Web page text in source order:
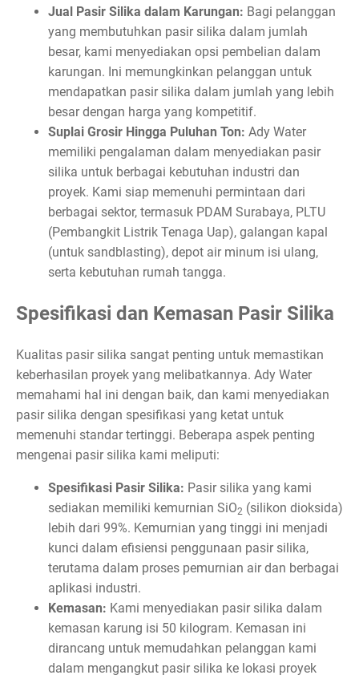
Jual Pasir Silika dalam Karungan: Bagi pelanggan
yang membutuhkan pasir silika dalam jumlah
besar, kami menyediakan opsi pembelian dalam
karungan. Ini memungkinkan pelanggan untuk
mendapatkan pasir silika dalam jumlah yang lebih
besar dengan harga yang kompetitif.
Suplai Grosir Hingga Puluhan Ton: Ady Water
memiliki pengalaman dalam menyediakan pasir
silika untuk berbagai kebutuhan industri dan
proyek. Kami siap memenuhi permintaan dari
berbagai sektor, termasuk PDAM Surabaya, PLTU
(Pembangkit Listrik Tenaga Uap), galangan kapal
(untuk sandblasting), depot air minum isi ulang,
serta kebutuhan rumah tangga.
Spesifikasi dan Kemasan Pasir Silika
Kualitas pasir silika sangat penting untuk memastikan
keberhasilan proyek yang melibatkannya. Ady Water
memahami hal ini dengan baik, dan kami menyediakan
pasir silika dengan spesifikasi yang ketat untuk
memenuhi standar tertinggi. Beberapa aspek penting
mengenai pasir silika kami meliputi:
Spesifikasi Pasir Silika: Pasir silika yang kami
sediakan memiliki kemurnian SiO2 (silikon dioksida)
lebih dari 99%. Kemurnian yang tinggi ini menjadi
kunci dalam efisiensi penggunaan pasir silika,
terutama dalam proses pemurnian air dan berbagai
aplikasi industri.
Kemasan: Kami menyediakan pasir silika dalam
kemasan karung isi 50 kilogram. Kemasan ini
dirancang untuk memudahkan pelanggan kami
dalam mengangkut pasir silika ke lokasi proyek